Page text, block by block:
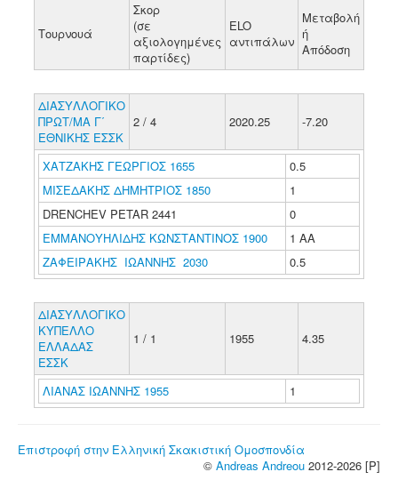
Τουρνουά
Σκορ
(σε
αξιολογημένες
παρτίδες)
ELO
αντιπάλων
Μεταβολή
ή
Απόδοση
ΔΙΑΣΥΛΛΟΓΙΚΟ
ΠΡΩΤ/ΜΑ Γ΄
ΕΘΝΙΚΗΣ ΕΣΣΚ
2 / 4 2020.25 -7.20
ΧΑΤΖΑΚΗΣ ΓΕΩΡΓΙΟΣ 1655
0.5
ΜΙΣΕΔΑΚΗΣ ΔΗΜΗΤΡΙΟΣ 1850
1
DRENCHEV PETAR 2441
0
ΕΜΜΑΝΟΥΗΛΙΔΗΣ ΚΩΝΣΤΑΝΤΙΝΟΣ 1900
1 ΑΑ
ΖΑΦΕΙΡΑΚΗΣ ΙΩΑΝΝΗΣ 2030
0.5
ΔΙΑΣΥΛΛΟΓΙΚΟ
ΚΥΠΕΛΛΟ
ΕΛΛΑΔΑΣ
ΕΣΣΚ
1 / 1 1955 4.35
ΛΙΑΝΑΣ ΙΩΑΝΝΗΣ 1955 1
Επιστροφή στην Ελληνική Σκακιστική Ομοσπονδία
© Andreas Andreou 2012-2026 [P]